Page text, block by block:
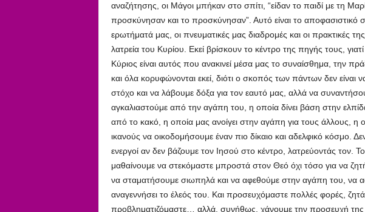
αναζήτησης, οι Μάγοι μπήκαν στο σπίτι, “είδαν το παιδί με τη
προσκύνησαν και το προσκύνησαν”. Αυτό είναι το αποφασιστικό
ερωτήματά μας, οι πνευματικές μας διαδρομές και οι πρακτικές
λατρεία του Κυρίου. Εκεί βρίσκουν το κέντρο της πηγής τους,
Κύριος είναι αυτός που ανακινεί μέσα μας το συναίσθημα, την
και όλα κορυφώνονται εκεί, διότι ο σκοπός των πάντων δεν
στόχο και να λάβουμε δόξα για τον εαυτό μας, αλλά να
αγκαλιαστούμε από την αγάπη του, η οποία δίνει βάση στην
από το κακό, η οποία μας ανοίγει στην αγάπη για τους άλλους,
ικανούς να οικοδομήσουμε έναν πιο δίκαιο και αδελφικό κόσμο.
ενεργοί αν δεν βάζουμε τον Ιησού στο κέντρο, λατρεύοντάς τον.
μαθαίνουμε να στεκόμαστε μπροστά στον Θεό όχι τόσο για να
να σταματήσουμε σιωπηλά και να αφεθούμε στην αγάπη του, να
αναγεννήσει το έλεός του. Και προσευχόμαστε πολλές φορές,
προβληματιζόμαστε… αλλά, συνήθως, χάνουμε την προσευχή της